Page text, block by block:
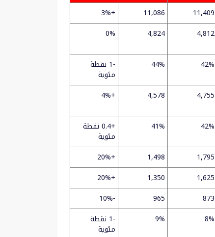
11,409
11,086
+3%
4,812
4,824
0%
42%
44% -1 نقطة
مئوية
4,755
4,578
+4%
42%
41% +0.4 نقطة
مئوية
1,795
1,498
+20%
1,625
1,350
+20%
873
965
-10%
8%
9% -1 نقطة
مئوية